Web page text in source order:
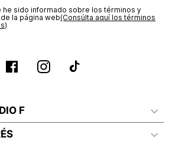
he sido informado sobre los términos y
la página web‎(Consúlta aquí los términos
F